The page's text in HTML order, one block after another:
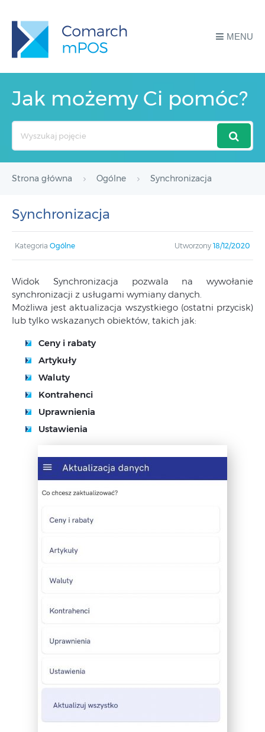
MENU
Jak możemy Ci pomóc?
Strona główna Ogólne Synchronizacja
Synchronizacja
Kategoria Ogólne Utworzony 18/12/2020
Widok Synchronizacja pozwala na wywołanie
synchronizacji z usługami wymiany danych.
Możliwa jest aktualizacja wszystkiego (ostatni przycisk)
lub tylko wskazanych obiektów, takich jak:
Ceny i rabaty
Artykuły
Waluty
Kontrahenci
Uprawnienia
Ustawienia